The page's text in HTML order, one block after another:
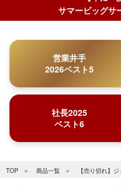
サマービッグサ
営業井手
2026ベスト5
社長2025
ベスト6
TOP 商品一覧 【売り切れ】